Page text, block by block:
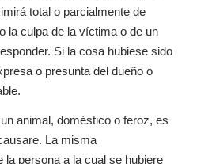
total o parcialmente de
la culpa de la víctima o de un
Si la cosa hubiese sido
o presunta del dueño o
animal, doméstico o feroz, es
La misma
la persona a la cual se hubiere